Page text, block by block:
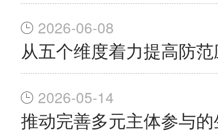
2026-06-08
从五个维度着力提高防
2026-05-14
推动完善多元主体参与